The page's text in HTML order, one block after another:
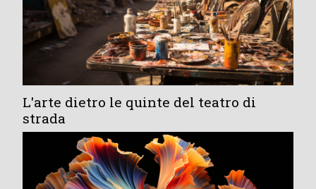
L'arte dietro le quinte del teatro di
strada